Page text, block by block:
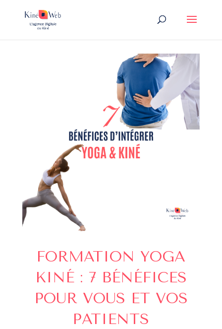
FORMATION YOGA
KINÉ : 7 BÉNÉFICES
POUR VOUS ET VOS
PATIENTS